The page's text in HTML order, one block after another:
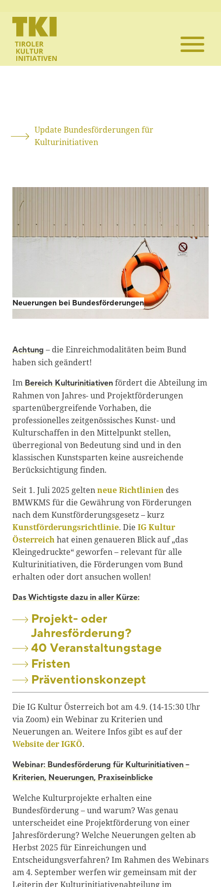
Update Bundesförderungen für
Kulturinitiativen
Neuerungen bei Bundesförderungen
Achtung – die Einreichmodalitäten beim Bund
haben sich geändert!
Im Bereich Kulturinitiativenfördert die Abteilung im
Rahmen von Jahres- und Projektförderungen
spartenübergreifende Vorhaben, die
professionelles zeitgenössisches Kunst- und
Kulturschaffen in den Mittelpunkt stellen,
überregional von Bedeutung sind und in den
klassischen Kunstsparten keine ausreichende
Berücksichtigung finden.
Seit 1. Juli 2025 geltenneue Richtliniendes
BMWKMS für die Gewährung von Förderungen
nach dem Kunstförderungsgesetz – kurz
Kunstförderungsrichtlinie. Die IG Kultur
Österreichhat einen genaueren Blick auf „das
Kleingedruckte“ geworfen – relevant für alle
Kulturinitiativen, die Förderungen vom Bund
erhalten oder dort ansuchen wollen!
Das Wichtigste dazu in aller Kürze:
Projekt- oder
Jahresförderung?
40 Veranstaltungstage
Fristen
Präventionskonzept
Die IG Kultur Österreich bot am 4.9. (14-15:30 Uhr
via Zoom) ein Webinar zu Kriterien und
Neuerungen an. Weitere Infos gibt es auf der
Website der IGKÖ.
Webinar: Bundesförderung für Kulturinitiativen –
Kriterien, Neuerungen, Praxiseinblicke
Welche Kulturprojekte erhalten eine
Bundesförderung – und warum? Was genau
unterscheidet eine Projektförderung von einer
Jahresförderung? Welche Neuerungen gelten ab
Herbst 2025 für Einreichungen und
Entscheidungsverfahren? Im Rahmen des Webinars
am 4. September werfen wir gemeinsam mit der
Leiterin der Kulturinitiativenabteilung im
Die TKI
Mitglieder
Kontakt
Blackboard
Bibliothek
Presse
Newsletter
Glossar
Suche